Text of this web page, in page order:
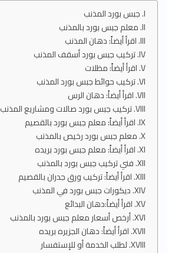
جبس بورد المذنب
معلم جبس بورد بالمذنب
اقرأ أيضاً: دهان المذنب
تركيب جبس بورد أسقف المذنب
اقرأ أيضاً: مظلات
تركيب حوائط جبس بورد المذنب
اقرأ أيضاً: دهان الرس
تركيب جبس بورد صالات ومشاريع المذنب
اقرأ أيضاً: معلم جبس بورد بالقصيم
معلم جبس بورد رخيص بالمذنب
اقرأ أيضاً: معلم جبس بورد بريده
فني تركيب جبس بورد بالمذنب
اقرأ أيضاً: تركيب ورق جدران بالقصيم
ديكورات جبس بورد في المذنب
اقرأ أيضاً:دهان البدائع
أرخص أسعار معلم جبس بورد بالمذنب
اقرأ أيضاً: دهان الجزيره بريده
لطلب الخدمة أو للإستفسار